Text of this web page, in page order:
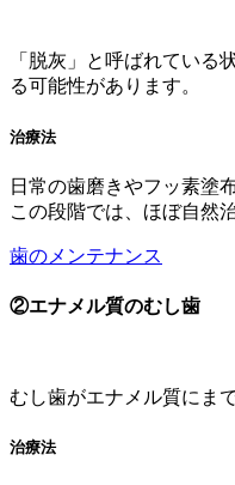
「脱灰」と呼ばれてい
る可能性があります。
治療法
日常の歯磨きやフッ素塗
この段階では、ほぼ自然
歯のメンテナンス
②エナメル質のむし歯
むし歯がエナメル質にま
治療法